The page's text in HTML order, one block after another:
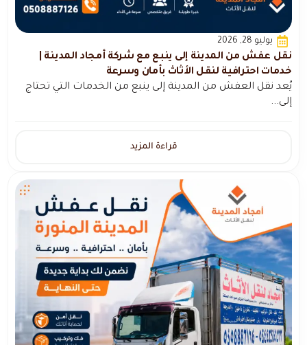
يوليو 28, 2026
نقل عفش من المدينة إلى ينبع مع شركة أمجاد المدينة |
خدمات احترافية لنقل الأثاث بأمان وسرعة
يُعد نقل العفش من المدينة إلى ينبع من الخدمات التي تحتاج
إلى...
قراءة المزيد